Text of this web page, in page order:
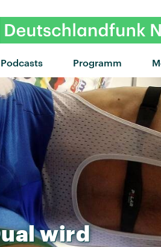
Podcasts Programm
wird